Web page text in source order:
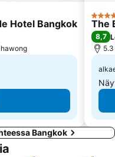
Garden Palace
Bang Rak Noi Tha It
Hotel Bangkok 5
The
8,7
Bangkok